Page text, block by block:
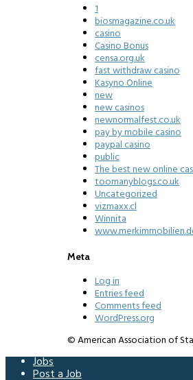
1
biosmagazine.co.uk
casino
Casino Bonus
censa.org.uk
fast withdraw casino
Kasyno Online
new
new casinos
newnormalfest.co.uk
pay by mobile casino
paypal casino
public
The best new online
toomanyblogs.co.uk
Uncategorized
vizmaxx.cl
Winnita
Meta
Log in
Entries feed
Comments feed
WordPress.org
© American Association of
Jobs
Post a Job